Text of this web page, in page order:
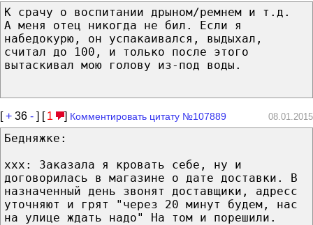
К срачу о воспитании дрыном/ремнем и т.д.
А меня отец никогда не бил. Если я
набедокурю, он успакаивался, выдыхал,
считал до 100, и только после этого
вытаскивал мою голову из-под воды.
[+ 36 - ] [ 1 ] Комментировать цитату №107889 08.01.2015
Бедняжке:
ххх: Заказала я кровать себе, ну и
договорилась в магазине о дате доставки. В
назначенный день звонят доставщики, адресс
уточняют и грят "через 20 минут будем, нас
на улице ждать надо" На том и порешили.